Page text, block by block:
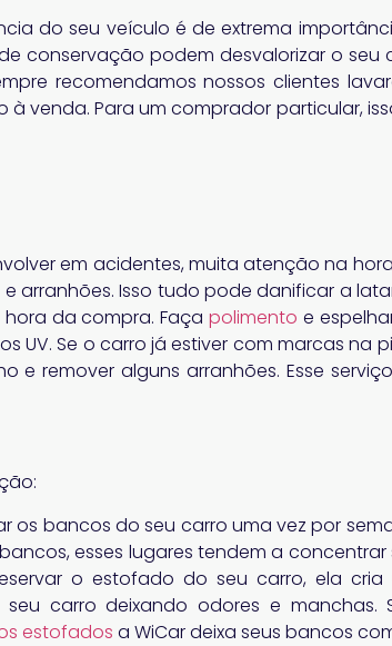
do seu veículo é de extrema
conservação podem desvalorizar o seu
recomendamos nossos clientes
venda. Para um comprador particular,
em acidentes, muita atenção na
arranhões. Isso tudo pode danificar a
da compra. Faça polimento e
UV. Se o carro já estiver com marcas na
e remover alguns arranhões. Esse
os bancos do seu carro uma vez por
esses lugares tendem a concentrar
o estofado do seu carro, ela
carro deixando odores e
estofados a WiCar deixa seus bancos